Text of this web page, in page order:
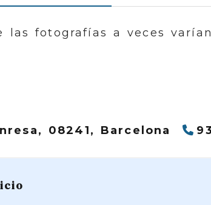
las fotografías a veces
08241, Barcelona